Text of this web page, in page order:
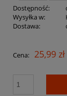
Dostępność:
Wysyłka w:
Dostawa:
Cena nie
Cena: 25,99 zł